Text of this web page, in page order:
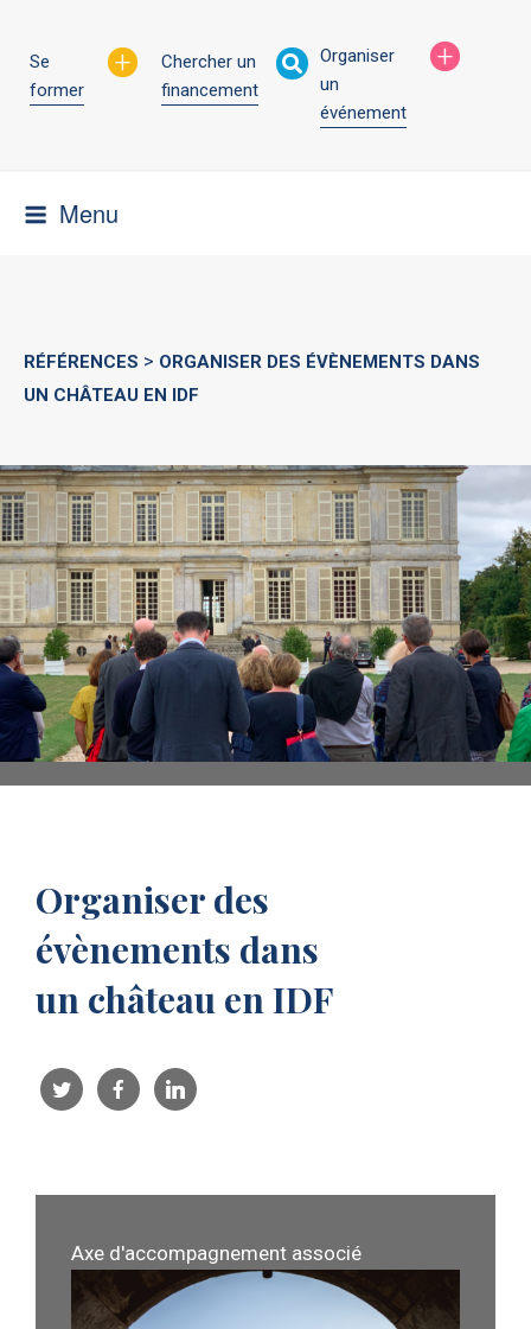
contenu
principal
Se
former
+
Chercher un
financement
Organiser
un
événement
+
Menu
RÉFÉRENCES > ORGANISER DES ÉVÈNEMENTS DANS
UN CHÂTEAU EN IDF
Organiser des
évènements dans
un château en IDF
Axe d'accompagnement associé